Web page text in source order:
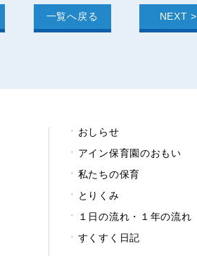
一覧へ戻る NEXT >
おしらせ
アイン保育園のおもい
私たちの保育
とりくみ
１日の流れ・１年の流れ
すくすく日記